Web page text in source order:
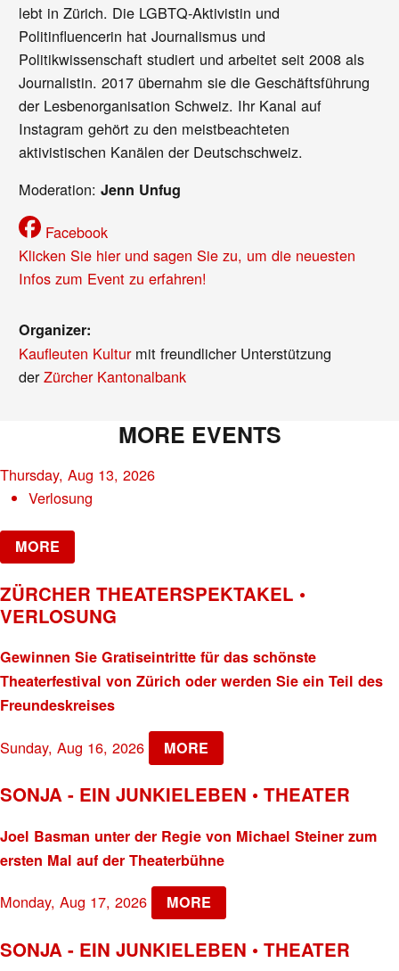
lebt in Zürich. Die LGBTQ-Aktivistin und
Politinfluencerin hat Journalismus und
Politikwissenschaft studiert und arbeitet seit 2008 als
Journalistin. 2017 übernahm sie die Geschäftsführung
der Lesbenorganisation Schweiz. Ihr Kanal auf
Instagram gehört zu den meistbeachteten
aktivistischen Kanälen der Deutschschweiz.
Moderation:Jenn Unfug
Facebook
Klicken Sie hier und sagen Sie zu, um die neuesten
Infos zum Event zu erfahren!
Organizer:
Kaufleuten Kulturmit freundlicher Unterstützung
derZürcher Kantonalbank
MORE EVENTS
Thursday, Aug 13, 2026
Verlosung
MORE
ZÜRCHER THEATERSPEKTAKEL •
VERLOSUNG
Gewinnen Sie Gratiseintritte für das schönste
Theaterfestival von Zürich oder werden Sie ein Teil des
Freundeskreises
Sunday, Aug 16, 2026 MORE
SONJA - EIN JUNKIELEBEN • THEATER
Joel Basman unter der Regie von Michael Steiner zum
ersten Mal auf der Theaterbühne
Monday, Aug 17, 2026 MORE
SONJA - EIN JUNKIELEBEN • THEATER